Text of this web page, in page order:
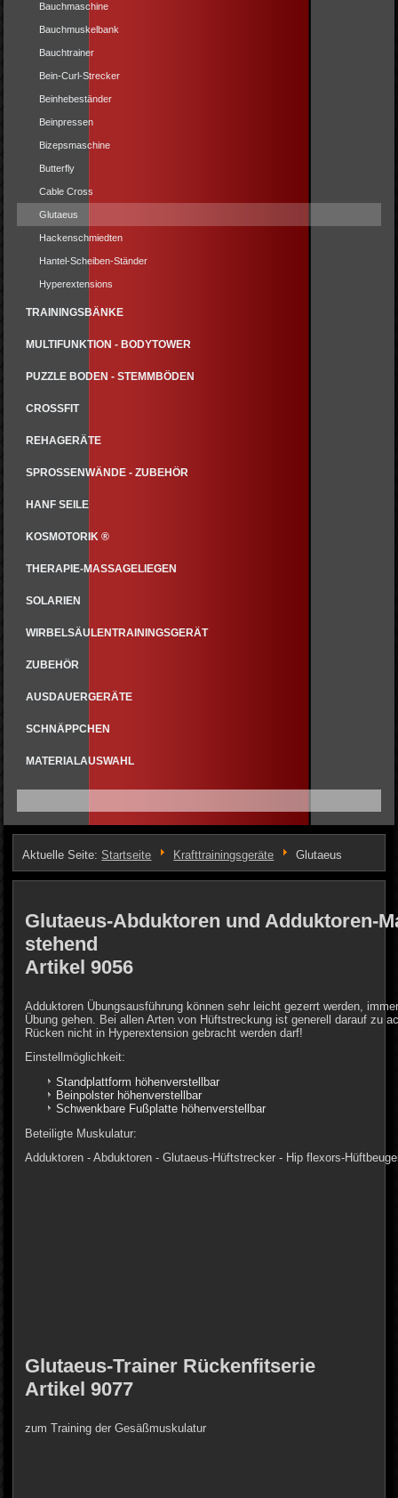
Bauchmaschine
Bauchmuskelbank
Bauchtrainer
Bein-Curl-Strecker
Beinhebeständer
Beinpressen
Bizepsmaschine
Butterfly
Cable Cross
Glutaeus
Hackenschmiedten
Hantel-Scheiben-Ständer
Hyperextensions
TRAININGSBÄNKE
MULTIFUNKTION - BODYTOWER
PUZZLE BODEN - STEMMBÖDEN
CROSSFIT
REHAGERÄTE
SPROSSENWÄNDE - ZUBEHÖR
HANF SEILE
KOSMOTORIK ®
THERAPIE-MASSAGELIEGEN
SOLARIEN
WIRBELSÄULENTRAININGSGERÄT
ZUBEHÖR
AUSDAUERGERÄTE
SCHNÄPPCHEN
MATERIALAUSWAHL
Aktuelle Seite:Startseite Krafttrainingsgeräte Glutaeus
Glutaeus-Abduktoren und Adduktoren-
stehend
Artikel 9056
Adduktoren Übungsausführung können sehr leicht gezerrt werden,
Übung gehen. Bei allen Arten von Hüftstreckung ist generell darauf zu
Rücken nicht in Hyperextension gebracht werden darf!
Einstellmöglichkeit:
Standplattform höhenverstellbar
Beinpolster höhenverstellbar
Schwenkbare Fußplatte höhenverstellbar
Beteiligte Muskulatur:
Adduktoren - Abduktoren - Glutaeus-Hüftstrecker - Hip flexors-
Glutaeus-Trainer Rückenfitserie
Artikel 9077
zum Training der Gesäßmuskulatur